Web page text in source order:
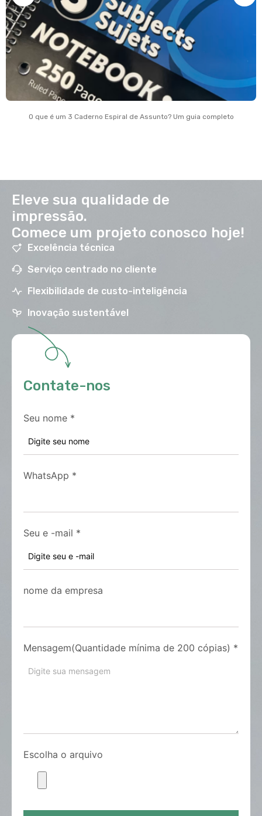
O que é um 3 Caderno Espiral de Assunto? Um guia completo
Eleve sua qualidade de
impressão.
Comece um projeto conosco hoje!
Excelência técnica
Serviço centrado no cliente
Flexibilidade de custo-inteligência
Inovação sustentável
Contate-nos
Seu nome *
WhatsApp *
Seu e -mail *
nome da empresa
Mensagem(Quantidade mínima de 200 cópias) *
Escolha o arquivo